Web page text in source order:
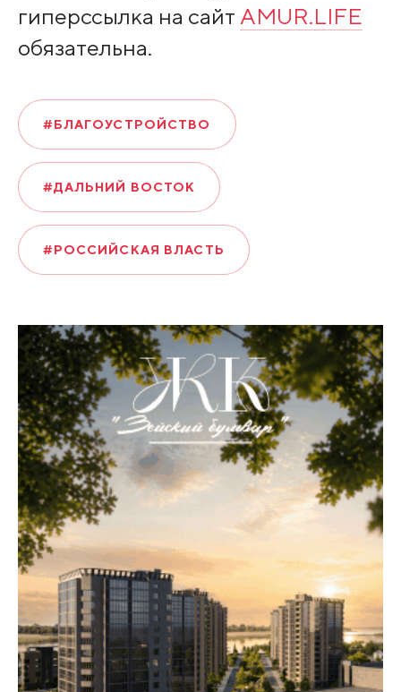
гиперссылка на сайт AMUR.LIFE
обязательна.
#БЛАГОУСТРОЙСТВО
#ДАЛЬНИЙ ВОСТОК
#РОССИЙСКАЯ ВЛАСТЬ